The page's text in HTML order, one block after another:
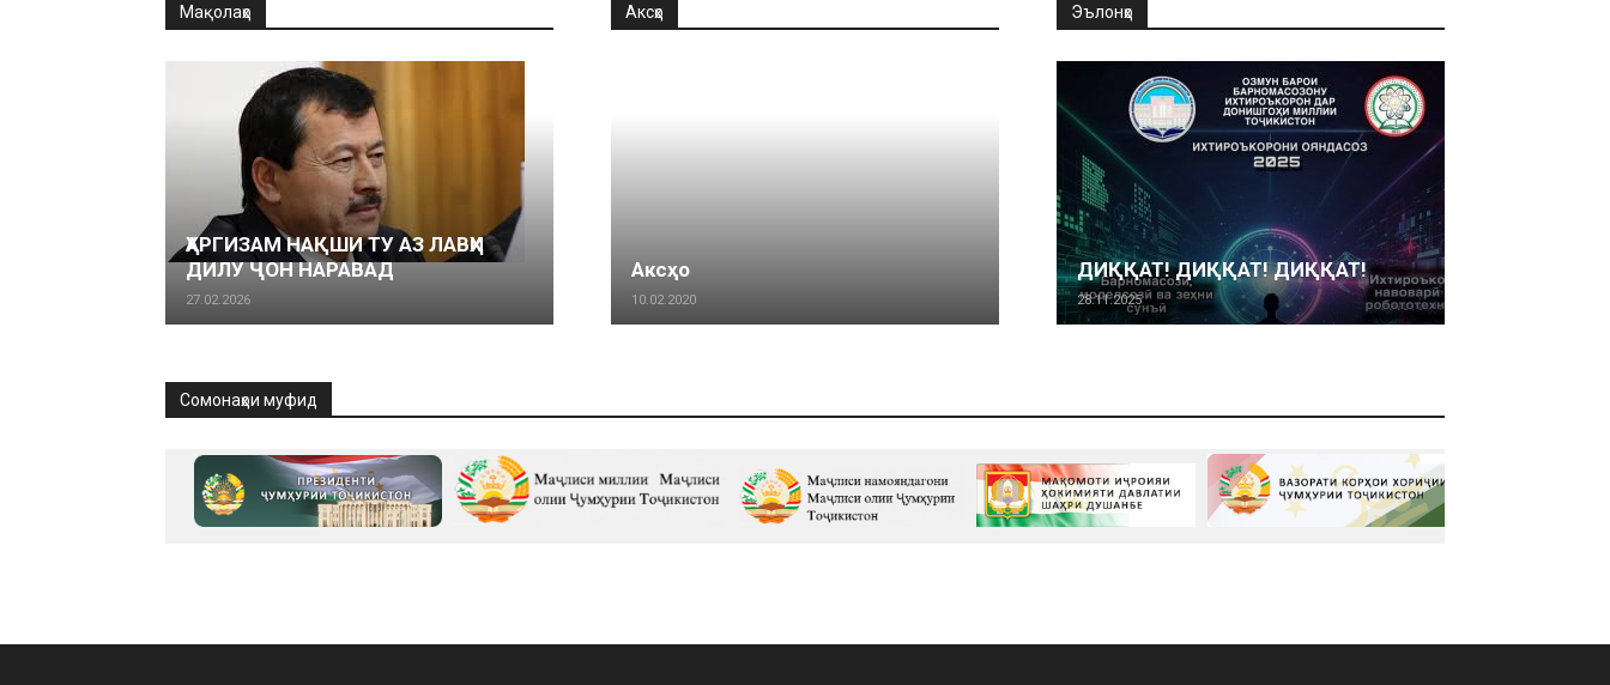
Мақолаҳо
ҲАРГИЗАМ НАҚШИ ТУ АЗ ЛАВҲИ
ДИЛУ ҶОН НАРАВАД
27.02.2026
Аксҳо
Аксҳо
10.02.2020
Эълонҳо
ДИҚҚАТ! ДИҚҚАТ! ДИҚҚАТ!
28.11.2025
Сомонаҳои муфид